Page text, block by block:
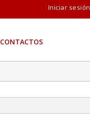
Iniciar sesión
CONTACTOS